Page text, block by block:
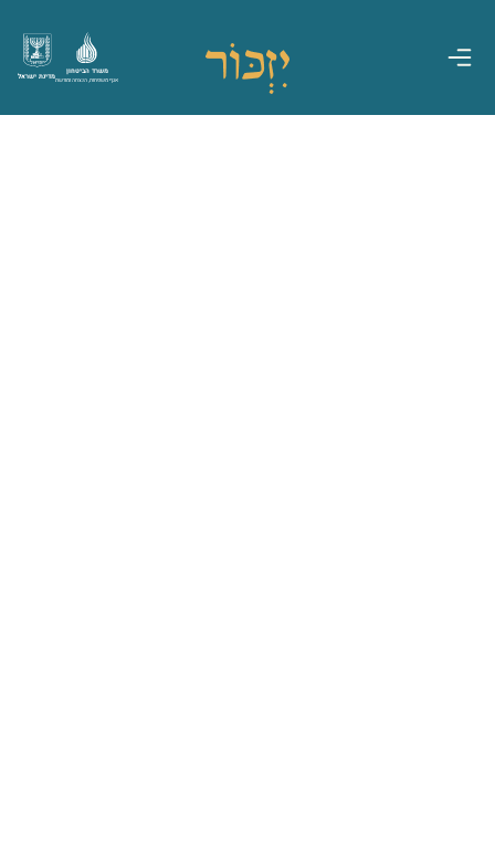
מדינת ישראל
משרד הביטחון
אגף משפחות, הנצחה ומורשת